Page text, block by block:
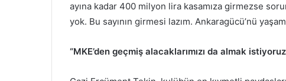
ayına kadar 400 milyon lira kasamıza girmezse
yok. Bu sayının girmesi lazım. Ankaragücü’nü
“MKE’den geçmiş alacaklarımızı da almak